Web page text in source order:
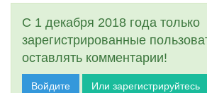
С 1 декабря 2018 года только
зарегистрированные
оставлять комментарии!
Войдите Или зарегистрируйтесь